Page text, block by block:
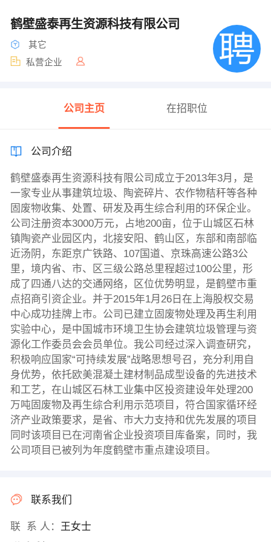
鹤壁盛泰再生资源科技有限公司
其它
私营企业
公司主页 在招职位
公司介绍
鹤壁盛泰再生资源科技有限公司成立于2013年3月，是
一家专业从事建筑垃圾、陶瓷碎片、农作物秸秆等各种
固废物收集、处置、研发及再生综合利用的环保企业。
公司注册资本3000万元，占地200亩，位于山城区石林
镇陶瓷产业园区内，北接安阳、鹤山区，东部和南部临
近汤阴，东距京广铁路、107国道、京珠高速公路3公
里，境内省、市、区三级公路总里程超过100公里，形
成了四通八达的交通网络，区位优势明显，是鹤壁市重
点招商引资企业。并于2015年1月26日在上海股权交易
中心成功挂牌上市。公司已建立固废物处理及再生利用
实验中心，是中国城市环境卫生协会建筑垃圾管理与资
源化工作委员会会员单位。我公司经过深入调查研究，
积极响应国家“可持续发展”战略思想号召，充分利用自
身优势，依托欧美混凝土建材制品成型设备的先进技术
和工艺，在山城区石林工业集中区投资建设年处理200
万吨固废物及再生综合利用示范项目，符合国家循环经
济产业政策要求，是省、市大力支持和优先发展的项目
同时该项目已在河南省企业投资项目库备案，同时，我
公司项目已被列为年度鹤壁市重点建设项目。
联系我们
联 系 人： 王女士